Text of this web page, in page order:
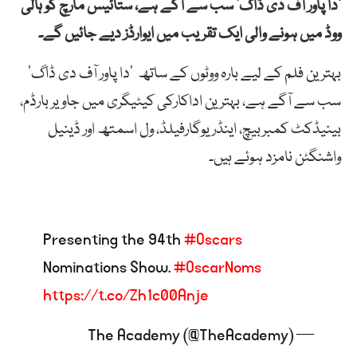
‘داپاورآفدیڈاگ‘سبسےآگےہے،ستائیسمارچکوہالی
ووڈمیںہونےوالیایکتقریبمیںایوارڈزدیےجائیںگے۔
بہترینفلمکےلیےبارہووٹوںکےساتھ ‘داپاورآفدیڈاگ‘
سبسےآگےہے،بہتریناداکارکیکیٹیگریمیںجاویربارڈم،
بینیڈکٹکمبربیچ،اینڈریوگارفیلڈ،ولاسمتھاورڈینیل
واشنگٹننامزدہوئےہیں۔
Presenting the 94th#Oscars
Nominations Show.#OscarNoms
https://t.co/Zh1c00Anje
— The Academy (@TheAcademy)